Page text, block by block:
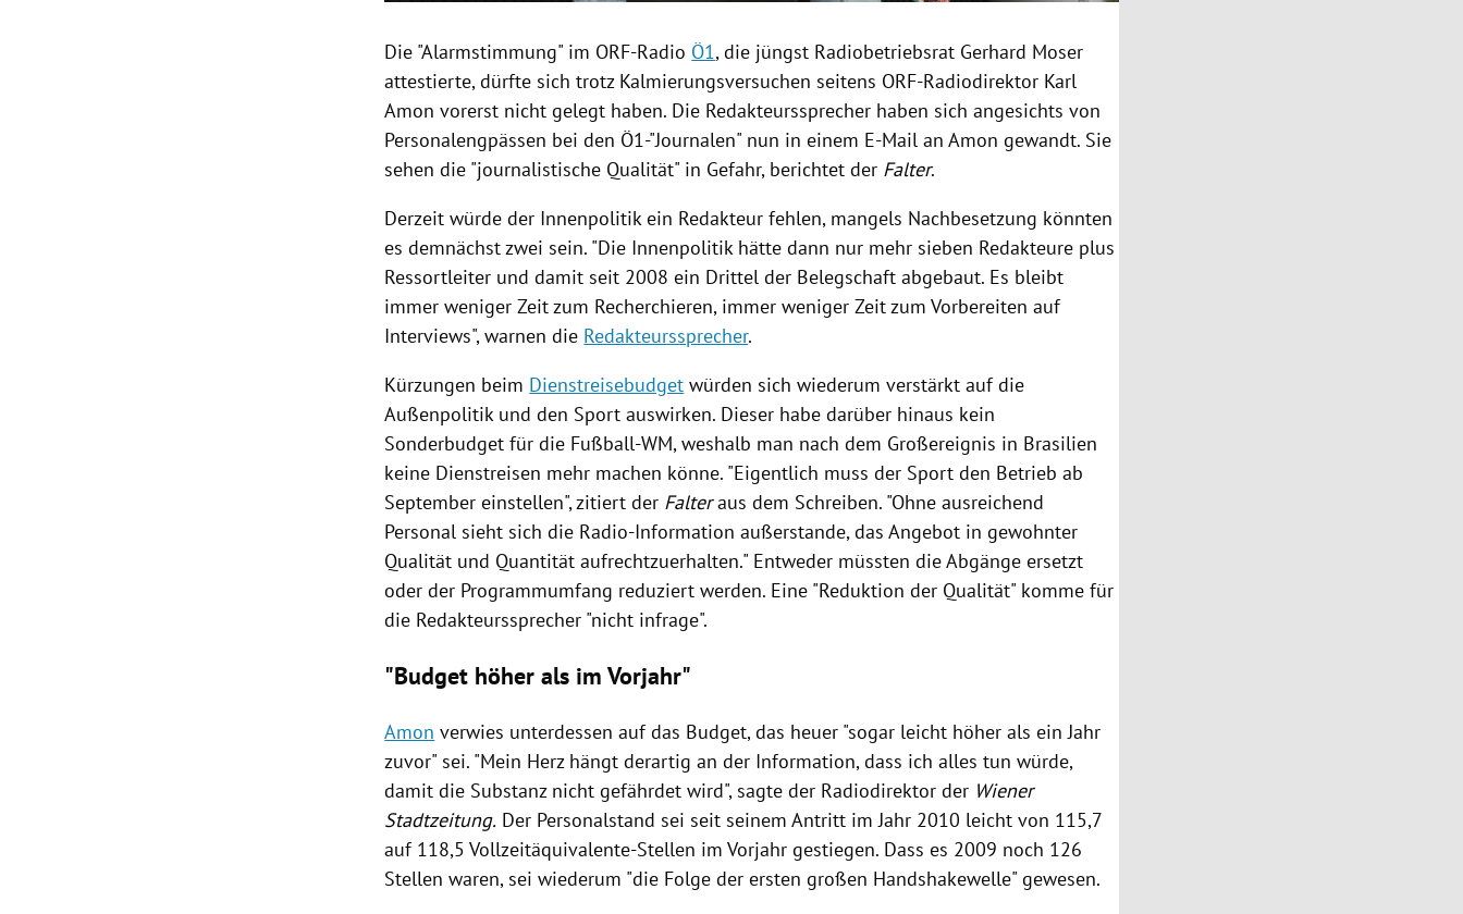
Die "Alarmstimmung" im ORF-Radio Ö1, die jüngst Radiobetriebsrat Gerhard Moser
attestierte, dürfte sich trotz Kalmierungsversuchen seitens ORF-Radiodirektor Karl
Amon vorerst nicht gelegt haben. Die Redakteurssprecher haben sich angesichts von
Personalengpässen bei den Ö1-"Journalen" nun in einem E-Mail anAmon gewandt. Sie
sehen die "journalistische Qualität" in Gefahr, berichtet der Falter.
Derzeit würde der Innenpolitik ein Redakteur fehlen, mangels Nachbesetzung könnten
es demnächst zwei sein. "Die Innenpolitik hätte dann nur mehr sieben Redakteure plus
Ressortleiter und damit seit 2008 ein Drittel der Belegschaft abgebaut. Es bleibt
immer weniger Zeit zum Recherchieren, immer weniger Zeit zum Vorbereiten auf
Interviews", warnen die Redakteurssprecher.
Kürzungen beim Dienstreisebudget würden sich wiederum verstärkt auf die
Außenpolitik und den Sport auswirken. Dieser habe darüber hinaus kein
Sonderbudget für die Fußball-WM, weshalb man nach dem Großereignis in Brasilien
keine Dienstreisen mehr machen könne. "Eigentlich muss der Sport den Betrieb ab
September einstellen", zitiert der Falteraus dem Schreiben. "Ohne ausreichend
Personal sieht sich die Radio-Information außerstande, das Angebot in gewohnter
Qualität und Quantität aufrechtzuerhalten." Entweder müssten die Abgänge ersetzt
oder der Programmumfang reduziert werden. Eine "Reduktion der Qualität" komme für
die Redakteurssprecher "nicht infrage".
"Budget höher als im Vorjahr"
Amon verwies unterdessen auf das Budget, das heuer "sogar leicht höher als ein Jahr
zuvor" sei. "Mein Herz hängt derartig an der Information, dass ich alles tun würde,
damit die Substanz nicht gefährdet wird", sagte der Radiodirektor der Wiener
Stadtzeitung. Der Personalstand sei seit seinem Antritt im Jahr 2010 leicht von 115,7
auf 118,5 Vollzeitäquivalente-Stellen im Vorjahr gestiegen. Dass es 2009 noch 126
Stellen waren, sei wiederum "die Folge der ersten großen Handshakewelle" gewesen.